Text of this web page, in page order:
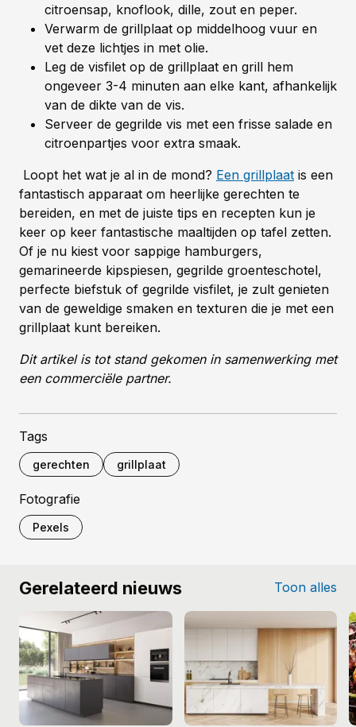
citroensap, knoflook, dille, zout en peper.
Verwarm de grillplaat op middelhoog vuur en
vet deze lichtjes in met olie.
Leg de visfilet op de grillplaat en grill hem
ongeveer 3-4 minuten aan elke kant, afhankelijk
van de dikte van de vis.
Serveer de gegrilde vis met een frisse salade en
citroenpartjes voor extra smaak.
Loopt het wat je al in de mond? Een grillplaat is een
fantastisch apparaat om heerlijke gerechten te
bereiden, en met de juiste tips en recepten kun je
keer op keer fantastische maaltijden op tafel zetten.
Of je nu kiest voor sappige hamburgers,
gemarineerde kipspiesen, gegrilde groenteschotel,
perfecte biefstuk of gegrilde visfilet, je zult genieten
van de geweldige smaken en texturen die je met een
grillplaat kunt bereiken.
Dit artikel is tot stand gekomen in samenwerking met
een commerciële partner.
Tags
gerechten grillplaat
Fotografie
Pexels
Gerelateerd nieuws Toon alles